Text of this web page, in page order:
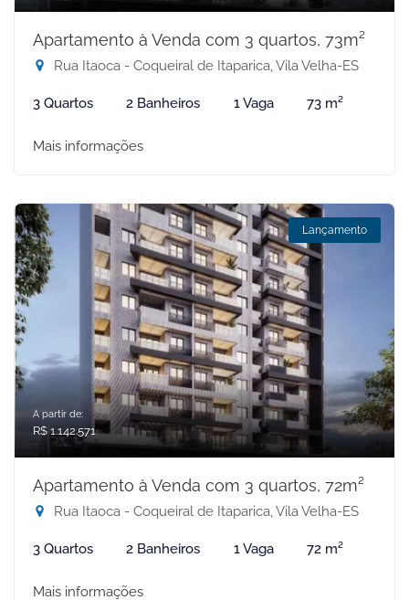
Apartamento à Venda com 3 quartos, 73m²
Rua Itaoca - Coqueiral de Itaparica, Vila Velha-ES
3 Quartos 2 Banheiros 1 Vaga 73 m²
Mais informações
Lançamento
A partir de:
R$ 1.142.571
Apartamento à Venda com 3 quartos, 72m²
Rua Itaoca - Coqueiral de Itaparica, Vila Velha-ES
3 Quartos 2 Banheiros 1 Vaga 72 m²
Mais informações